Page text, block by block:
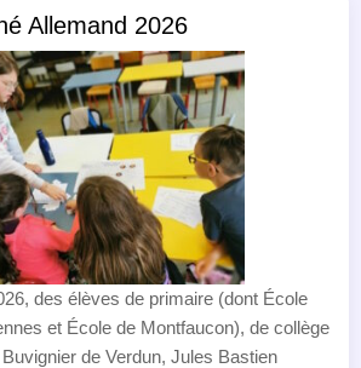
Allemand 2026
des élèves de primaire (dont École
et École de Montfaucon), de collège
de Verdun, Jules Bastien